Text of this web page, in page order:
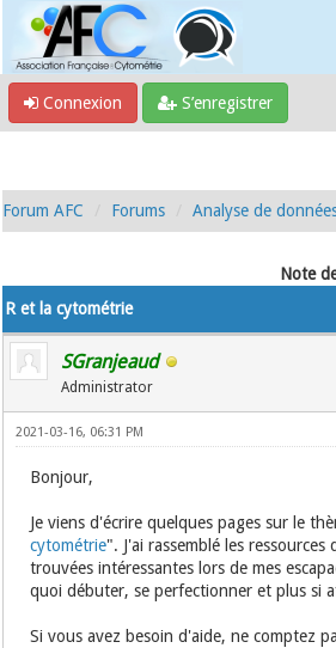
Connexion S’enregistrer
Forum AFC Forums Analyse de
Note
R et la cytométrie
SGranjeaud
Administrator
2021-03-16, 06:31 PM
Bonjour,
Je viens d'écrire quelques pages sur le
cytométrie". J'ai rassemblé les ressources
trouvées intéressantes lors de mes
quoi débuter, se perfectionner et plus si
Si vous avez besoin d'aide, ne comptez